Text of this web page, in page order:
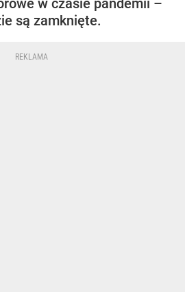
w czasie pandemii –
są zamknięte.